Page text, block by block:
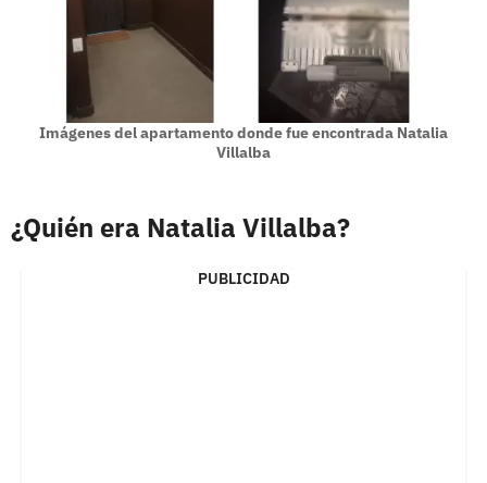
Imágenes del apartamento donde fue encontrada Natalia
Villalba
¿Quién era Natalia Villalba?
PUBLICIDAD